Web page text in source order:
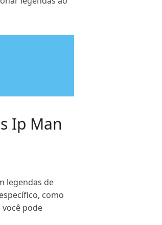
Ip Man
legendas de
como
pode